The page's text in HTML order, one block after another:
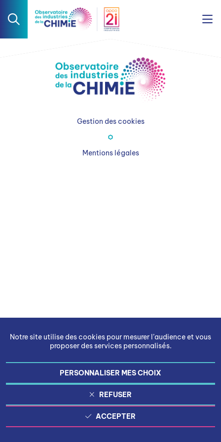
Notre site utilise des cookies pour mesurer l’audience et vous
proposer des services personnalisés.
PERSONNALISER MES CHOIX
REFUSER
ACCEPTER
Gestion des cookies
Mentions légales